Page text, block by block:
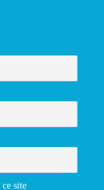
site